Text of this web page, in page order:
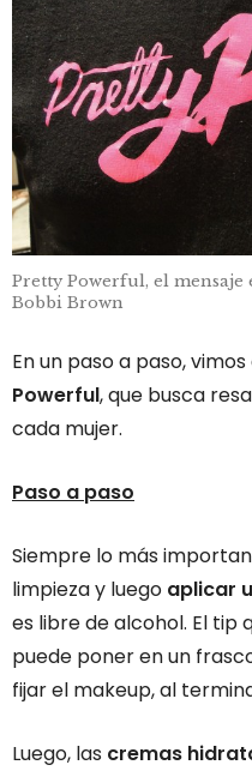
Pretty Powerful, el mensaje
Bobbi Brown
En un paso a paso,
Powerful, que busca
cada mujer.
Paso a paso
Siempre lo más
limpieza y luego aplicar
es libre de alcohol. El tip
puede poner en un
fijar el makeup, al
Luego, las cremas